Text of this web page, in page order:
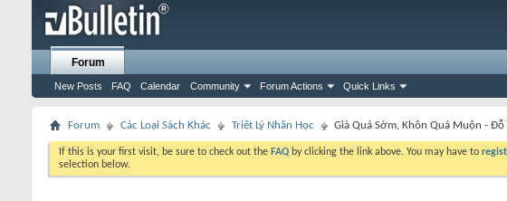
Forum
New Posts FAQ Calendar Community Forum Actions Quick Links
Forum Các Loại Sách Khác Triết Lý Nhân Học Già Quá Sớm, Khôn Quá Muộn - Đỗ
If this is your first visit, be sure to check out the FAQ by clicking the link above. You may have to
selection below.